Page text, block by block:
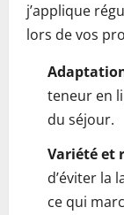
j’applique
lors de vos
teneur en
du séjour.
Variété et
d’éviter la
ce qui